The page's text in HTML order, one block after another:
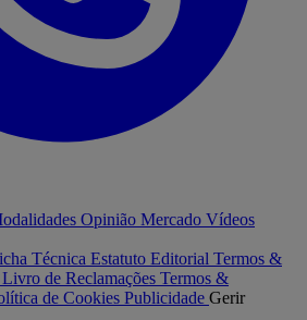
Opinião Mercado Vídeos
Técnica Estatuto Editorial Termos &
Livro de Reclamações Termos &
de Cookies Publicidade Gerir